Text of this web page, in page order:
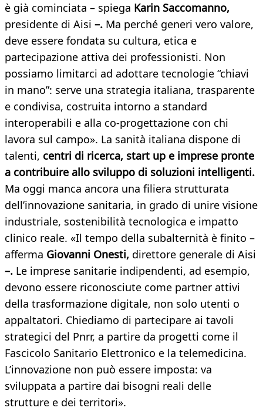
è già cominciata – spiega Karin Saccomanno,
presidente di Aisi –. Ma perché generi vero valore,
deve essere fondata su cultura, etica e
partecipazione attiva dei professionisti. Non
possiamo limitarci ad adottare tecnologie “chiavi
in mano”: serve una strategia italiana, trasparente
e condivisa, costruita intorno a standard
interoperabili e alla co-progettazione con chi
lavora sul campo». La sanità italiana dispone di
talenti, centri di ricerca, start up e imprese pronte
a contribuire allo sviluppo di soluzioni intelligenti.
Ma oggi manca ancora una filiera strutturata
dell’innovazione sanitaria, in grado di unire visione
industriale, sostenibilità tecnologica e impatto
clinico reale. «Il tempo della subalternità è finito –
afferma Giovanni Onesti, direttore generale di Aisi
–. Le imprese sanitarie indipendenti, ad esempio,
devono essere riconosciute come partner attivi
della trasformazione digitale, non solo utenti o
appaltatori. Chiediamo di partecipare ai tavoli
strategici del Pnrr, a partire da progetti come il
Fascicolo Sanitario Elettronico e la telemedicina.
L’innovazione non può essere imposta: va
sviluppata a partire dai bisogni reali delle
strutture e dei territori».